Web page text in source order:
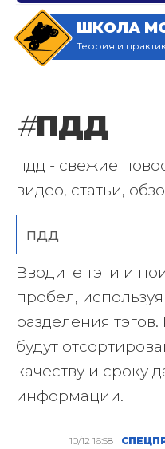
ШКОЛА
Теория и
#ПДД
пдд - свежие
видео, статьи,
Вводите тэги и
пробел,
разделения
будут
качеству и сроку
информации.
10/12 16:58